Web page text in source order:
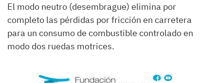
El modo neutro (desembrague) elimina por
completo las pérdidas por fricción en carretera
para un consumo de combustible controlado en
modo dos ruedas motrices.